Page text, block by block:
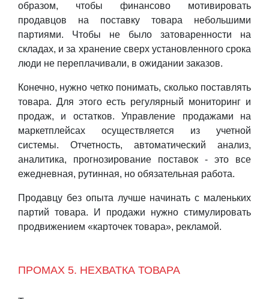
образом, чтобы финансово мотивировать
продавцов на поставку товара небольшими
партиями. Чтобы не было затоваренности на
складах, и за хранение сверх установленного срока
люди не переплачивали, в ожидании заказов.
Конечно, нужно четко понимать, сколько поставлять
товара. Для этого есть регулярный мониторинг и
продаж, и остатков. Управление продажами на
маркетплейсах осуществляется из учетной
системы. Отчетность, автоматический анализ,
аналитика, прогнозирование поставок - это все
ежедневная, рутинная, но обязательная работа.
Продавцу без опыта лучше начинать с маленьких
партий товара. И продажи нужно стимулировать
продвижением «карточек товара», рекламой.
ПРОМАХ 5. НЕХВАТКА ТОВАРА